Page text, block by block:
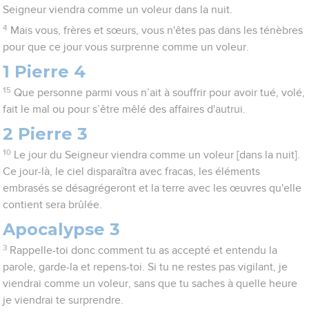
Seigneur viendra comme un voleur dans la nuit.
4 Mais vous, frères et sœurs, vous n'êtes pas dans les ténèbres
pour que ce jour vous surprenne comme un voleur.
1 Pierre 4
15 Que personne parmi vous n’ait à souffrir pour avoir tué, volé,
fait le mal ou pour s’être mêlé des affaires d'autrui.
2 Pierre 3
10
Le jour du Seigneur viendra comme un voleur [dans la nuit].
Ce jour-là, le ciel disparaîtra avec fracas, les éléments
embrasés se désagrégeront et la terre avec les œuvres qu'elle
contient sera brûlée.
Apocalypse 3
3 Rappelle-toi donc comment tu as accepté et entendu la
parole, garde-la et repens-toi. Si tu ne restes pas vigilant, je
viendrai comme un voleur, sans que tu saches à quelle heure
je viendrai te surprendre.